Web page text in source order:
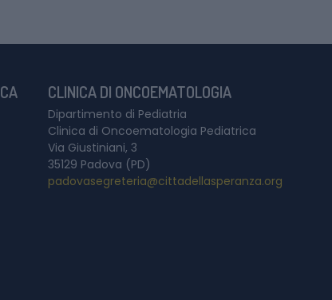
CLINICA DI ONCOEMATOLOGIA
Dipartimento di Pediatria
Clinica di Oncoematologia Pediatrica
Via Giustiniani, 3
35129 Padova (PD)
padovasegreteria@cittadellasperanza.org